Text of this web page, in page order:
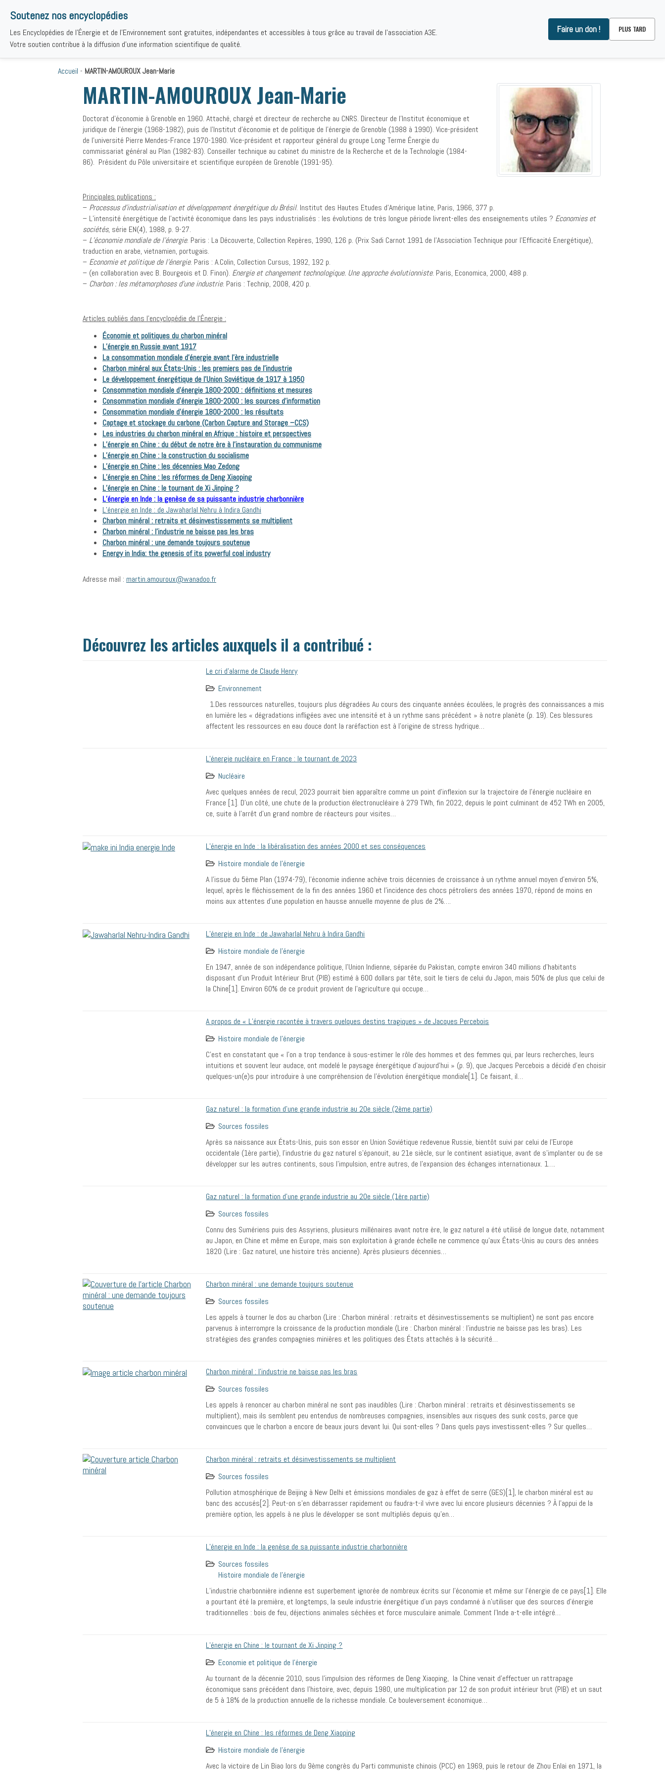
THÉMATIQUES AUTEURS INSTITUTIONS BIBLIOGRAPHIES QUI SOMMES-NOUS ?
Accueil - MARTIN-AMOUROUX Jean-Marie
MARTIN-AMOUROUX Jean-Marie
Doctorat d’économie à Grenoble en 1960. Attaché, chargé et directeur de recherche au CNRS. Directeur de l’Institut économique et
juridique de l’énergie (1968-1982), puis de l’Institut d’économie et de politique de l’énergie de Grenoble (1988 à 1990). Vice-président
de l’université Pierre Mendes-France 1970-1980. Vice-président et rapporteur général du groupe Long Terme Énergie du
commissariat général au Plan (1982-83). Conseiller technique au cabinet du ministre de la Recherche et de la Technologie (1984-
86). Président du Pôle universitaire et scientifique européen de Grenoble (1991-95).
Principales publications :
– Processus d’industrialisation et développement énergétique du Brésil. Institut des Hautes Etudes d’Amérique latine, Paris, 1966, 377 p.
– L’intensité énergétique de l’activité économique dans les pays industrialisés : les évolutions de très longue période livrent-elles des enseignements utiles ? Economies et
sociétés, série EN(4), 1988, p. 9-27.
– L’économie mondiale de l’énergie. Paris : La Découverte, Collection Repères, 1990, 126 p. (Prix Sadi Carnot 1991 de l’Association Technique pour l’Efficacité Energétique),
traduction en arabe, vietnamien, portugais.
– Economie et politique de l’énergie. Paris : A.Colin, Collection Cursus, 1992, 192 p.
– (en collaboration avec B. Bourgeois et D. Finon). Energie et changement technologique. Une approche évolutionniste. Paris, Economica, 2000, 488 p.
– Charbon : les métamorphoses d’une industrie. Paris : Technip, 2008, 420 p.
Articles publiés dans l’encyclopédie de l’Énergie :
Économie et politiques du charbon minéral
L’énergie en Russie avant 1917
La consommation mondiale d’énergie avant l’ère industrielle
Charbon minéral aux États-Unis : les premiers pas de l’industrie
Le développement énergétique de l’Union Soviétique de 1917 à 1950
Consommation mondiale d’énergie 1800-2000 : définitions et mesures
Consommation mondiale d’énergie 1800-2000 : les sources d’information
Consommation mondiale d’énergie 1800-2000 : les résultats
Captage et stockage du carbone (Carbon Capture and Storage –CCS)
Les industries du charbon minéral en Afrique : histoire et perspectives
L’énergie en Chine : du début de notre ère à l’instauration du communisme
L’énergie en Chine : la construction du socialisme
L’énergie en Chine : les décennies Mao Zedong
L’énergie en Chine : les réformes de Deng Xiaoping
L’énergie en Chine : le tournant de Xi Jinping ?
L’énergie en Inde : la genèse de sa puissante industrie charbonnière
L’énergie en Inde : de Jawaharlal Nehru à Indira Gandhi
Charbon minéral : retraits et désinvestissements se multiplient
Charbon minéral : l’industrie ne baisse pas les bras
Charbon minéral : une demande toujours soutenue
Energy in India: the genesis of its powerful coal industry
Adresse mail : martin.amouroux@wanadoo.fr
Découvrez les articles auxquels il a contribué :
Le cri d’alarme de Claude Henry
Environnement
1.Des ressources naturelles, toujours plus dégradées Au cours des cinquante années écoulées, le progrès des connaissances a mis
en lumière les « dégradations infligées avec une intensité et à un rythme sans précédent » à notre planète (p. 19). Ces blessures
affectent les ressources en eau douce dont la raréfaction est à l’origine de stress hydrique…
L’énergie nucléaire en France : le tournant de 2023
Nucléaire
Avec quelques années de recul, 2023 pourrait bien apparaître comme un point d’inflexion sur la trajectoire de l’énergie nucléaire en
France [1]. D’un côté, une chute de la production électronucléaire à 279 TWh, fin 2022, depuis le point culminant de 452 TWh en 2005,
ce, suite à l’arrêt d’un grand nombre de réacteurs pour visites…
L’énergie en Inde : la libéralisation des années 2000 et ses conséquences
Histoire mondiale de l’énergie
A l’issue du 5ème Plan (1974-79), l’économie indienne achève trois décennies de croissance à un rythme annuel moyen d’environ 5%,
lequel, après le fléchissement de la fin des années 1960 et l’incidence des chocs pétroliers des années 1970, répond de moins en
moins aux attentes d’une population en hausse annuelle moyenne de plus de 2%….
L’énergie en Inde : de Jawaharlal Nehru à Indira Gandhi
Histoire mondiale de l’énergie
En 1947, année de son indépendance politique, l’Union Indienne, séparée du Pakistan, compte environ 340 millions d’habitants
disposant d’un Produit Intérieur Brut (PIB) estimé à 600 dollars par tête, soit le tiers de celui du Japon, mais 50% de plus que celui de
la Chine[1]. Environ 60% de ce produit provient de l’agriculture qui occupe…
A propos de « L’énergie racontée à travers quelques destins tragiques » de Jacques Percebois
Histoire mondiale de l’énergie
C’est en constatant que « l’on a trop tendance à sous-estimer le rôle des hommes et des femmes qui, par leurs recherches, leurs
intuitions et souvent leur audace, ont modelé le paysage énergétique d’aujourd’hui » (p. 9), que Jacques Percebois a décidé d’en choisir
quelques-un(e)s pour introduire à une compréhension de l’évolution énergétique mondiale[1]. Ce faisant, il…
Gaz naturel : la formation d’une grande industrie au 20e siècle (2ème partie)
Sources fossiles
Après sa naissance aux États-Unis, puis son essor en Union Soviétique redevenue Russie, bientôt suivi par celui de l’Europe
occidentale (1ère partie), l’industrie du gaz naturel s’épanouit, au 21e siècle, sur le continent asiatique, avant de s’implanter ou de se
développer sur les autres continents, sous l’impulsion, entre autres, de l’expansion des échanges internationaux. 1….
Gaz naturel : la formation d’une grande industrie au 20e siècle (1ère partie)
Sources fossiles
Connu des Sumériens puis des Assyriens, plusieurs millénaires avant notre ère, le gaz naturel a été utilisé de longue date, notamment
au Japon, en Chine et même en Europe, mais son exploitation à grande échelle ne commence qu’aux États-Unis au cours des années
1820 (Lire : Gaz naturel, une histoire très ancienne). Après plusieurs décennies…
Charbon minéral : une demande toujours soutenue
Sources fossiles
Les appels à tourner le dos au charbon (Lire : Charbon minéral : retraits et désinvestissements se multiplient) ne sont pas encore
parvenus à interrompre la croissance de la production mondiale (Lire : Charbon minéral : l’industrie ne baisse pas les bras). Les
stratégies des grandes compagnies minières et les politiques des États attachés à la sécurité…
Charbon minéral : l’industrie ne baisse pas les bras
Sources fossiles
Les appels à renoncer au charbon minéral ne sont pas inaudibles (Lire : Charbon minéral : retraits et désinvestissements se
multiplient), mais ils semblent peu entendus de nombreuses compagnies, insensibles aux risques des sunk costs, parce que
convaincues que le charbon a encore de beaux jours devant lui. Qui sont-elles ? Dans quels pays investissent-elles ? Sur quelles…
Charbon minéral : retraits et désinvestissements se multiplient
Sources fossiles
Pollution atmosphérique de Beijing à New Delhi et émissions mondiales de gaz à effet de serre (GES)[1], le charbon minéral est au
banc des accusés[2]. Peut-on s’en débarrasser rapidement ou faudra-t-il vivre avec lui encore plusieurs décennies ? À l’appui de la
première option, les appels à ne plus le développer se sont multipliés depuis qu’en…
L’énergie en Inde : la genèse de sa puissante industrie charbonnière
Sources fossiles
Histoire mondiale de l’énergie
L’industrie charbonnière indienne est superbement ignorée de nombreux écrits sur l’économie et même sur l’énergie de ce pays[1]. Elle
a pourtant été la première, et longtemps, la seule industrie énergétique d’un pays condamné à n’utiliser que des sources d’énergie
traditionnelles : bois de feu, déjections animales séchées et force musculaire animale. Comment l’Inde a-t-elle intégré…
L’énergie en Chine : le tournant de Xi Jinping ?
Economie et politique de l’énergie
Au tournant de la décennie 2010, sous l’impulsion des réformes de Deng Xiaoping, la Chine venait d’effectuer un rattrapage
économique sans précédent dans l’histoire, avec, depuis 1980, une multiplication par 12 de son produit intérieur brut (PIB) et un saut
de 5 à 18% de la production annuelle de la richesse mondiale. Ce bouleversement économique…
L’énergie en Chine : les réformes de Deng Xiaoping
Histoire mondiale de l’énergie
Avec la victoire de Lin Biao lors du 9ème congrès du Parti communiste chinois (PCC) en 1969, puis le retour de Zhou Enlai en 1971, la
Soutenez nos encyclopédies
Les Encyclopédies de l'Énergie et de l'Environnement sont gratuites, indépendantes et accessibles à tous grâce au travail de l'association A3E.
Votre soutien contribue à la diffusion d'une information scientifique de qualité.
Faire un don ! PLUS TARD